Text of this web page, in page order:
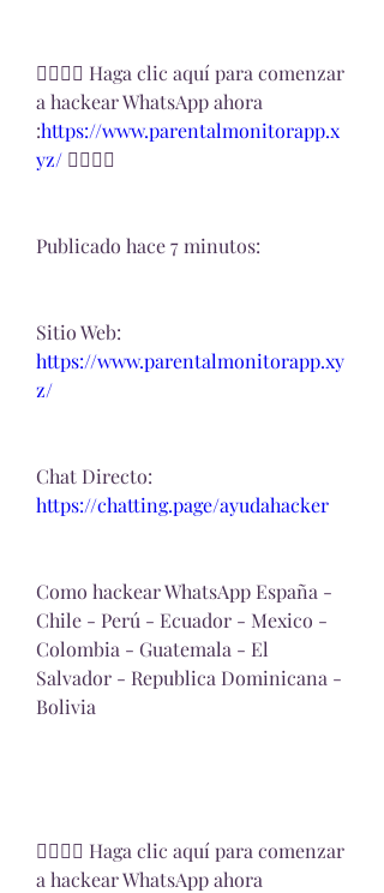
👉🏻👉🏻 Haga clic aquí para comenzar
a hackear WhatsApp ahora
:https://www.parentalmonitorapp.x
yz/ 👈🏻👈🏻
Publicado hace 7 minutos:
Sitio Web:
https://www.parentalmonitorapp.xy
z/
Chat Directo:
https://chatting.page/ayudahacker
Como hackear WhatsApp España -
Chile - Perú - Ecuador - Mexico -
Colombia - Guatemala - El
Salvador - Republica Dominicana -
Bolivia
👉🏻👉🏻 Haga clic aquí para comenzar
a hackear WhatsApp ahora